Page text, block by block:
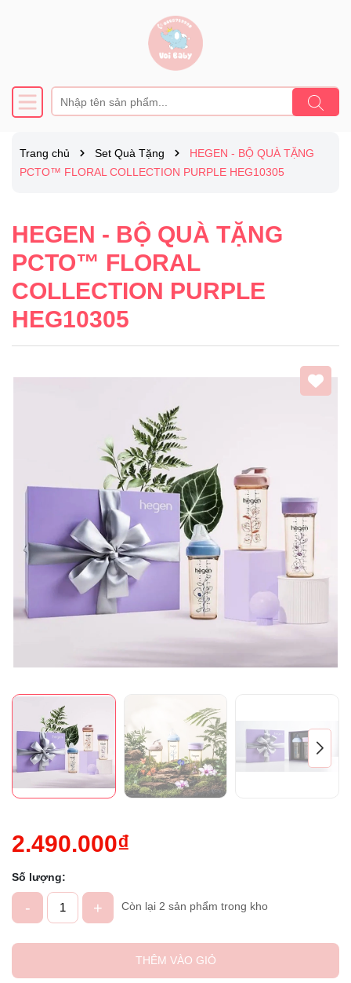
Trang chủ Set Quà Tặng
HEGEN - BỘ QUÀ TẶNG
PCTO™ FLORAL COLLECTION PURPLE HEG10305
HEGEN - BỘ QUÀ TẶNG
PCTO™ FLORAL
COLLECTION PURPLE
HEG10305
2.490.000₫
Số lượng:
- + Còn lại 2 sản phẩm trong kho
THÊM VÀO GIỎ
Mã giảm giá:
Ngày hết hạn: